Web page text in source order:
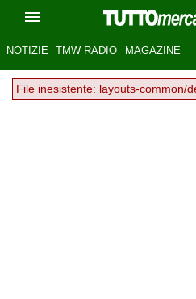
NOTIZIE TMW RADIO MAGAZINE
File inesistente: layouts-common/